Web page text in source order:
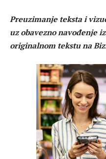
Preuzimanje teksta i
uz obavezno navođenje
originalnom tekstu na